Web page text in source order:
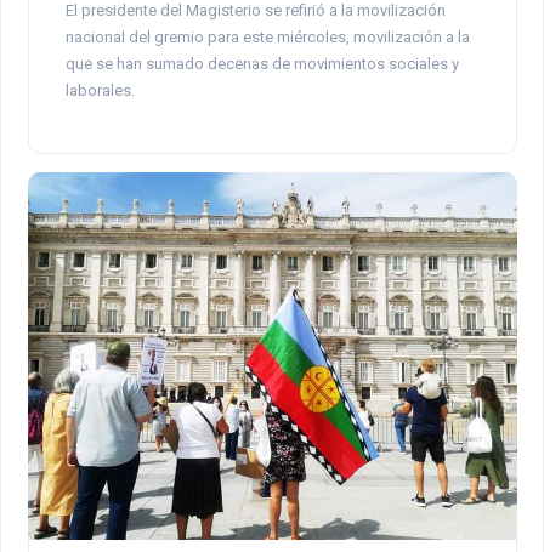
El presidente del Magisterio se refirió a la movilización
nacional del gremio para este miércoles, movilización a la
que se han sumado decenas de movimientos sociales y
laborales.